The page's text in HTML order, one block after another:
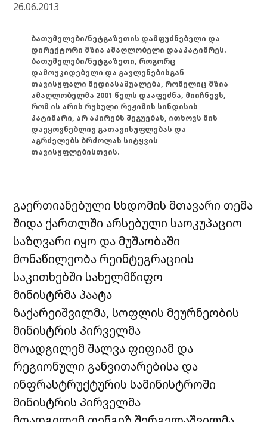
26.06.2013
ბათუმელები/ნეტგაზეთის დამფუძნებელი და
დირექტორი მზია ამაღლობელი დააპატიმრეს.
ბათუმელები/ნეტგაზეთი, როგორც
დამოუკიდებელი და გავლენებისგან
თავისუფალი მედიასაშუალება, რომელიც მზია
ამაღლობელმა 2001 წელს დააფუძნა, მიიჩნევს,
რომ ის არის რუსული რეჟიმის სინდისის
პატიმარი, არ აპირებს შეგუებას, ითხოვს მის
დაუყოვნებლივ გათავისუფლებას და
აგრძელებს ბრძოლას სიტყვის
თავისუფლებისთვის.
გაერთიანებული სხდომის მთავარი თემა
შიდა ქართლში არსებული საოკუპაციო
საზღვარი იყო და მუშაობაში
მონაწილეობა რეინტეგრაციის
საკითხებში სახელმწიფო
მინისტრმა პაატა
ზაქარეიშვილმა, სოფლის მეურნეობის
მინისტრის პირველმა
მოადგილემ შალვა ფიფიამ და
რეგიონული განვითარებისა და
ინფრასტრუქტურის სამინისტროში
მინისტრის პირველმა